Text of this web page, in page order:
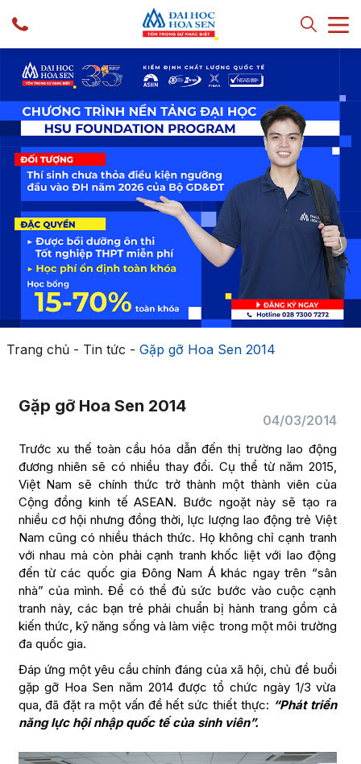
Trang chủ- Tin tức - Gặp gỡ Hoa Sen 2014
Gặp gỡ Hoa Sen 2014
04/03/2014
Trước xu thế toàn cầu hóa dẫn đến thị trường lao động
đương nhiên sẽ có nhiều thay đổi. Cụ thể từ năm 2015,
Việt Nam sẽ chính thức trở thành một thành viên của
Cộng đồng kinh tế ASEAN. Bước ngoặt này sẽ tạo ra
nhiều cơ hội nhưng đồng thời, lực lượng lao động trẻ Việt
Nam cũng có nhiều thách thức. Họ không chỉ cạnh tranh
với nhau mà còn phải cạnh tranh khốc liệt với lao động
đến từ các quốc gia Đông Nam Á khác ngay trên “sân
nhà” của mình. Để có thể đủ sức bước vào cuộc cạnh
tranh này, các bạn trẻ phải chuẩn bị hành trang gồm cả
kiến thức, kỹ năng sống và làm việc trong một môi trường
đa quốc gia.
Đáp ứng một yêu cầu chính đáng của xã hội, chủ đề buổi
gặp gỡ Hoa Sen năm 2014 được tổ chức ngày 1/3 vừa
qua, đã đặt ra một vấn đề hết sức thiết thực: “Phát triển
năng lực hội nhập quốc tế của sinh viên”.